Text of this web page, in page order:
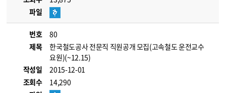
파일
번호
80
제목
한국철도공사 전문직 직원공개 모집(고속철도 운전교수
요원)(~12.15)
작성일
2015-12-01
조회수
14,290